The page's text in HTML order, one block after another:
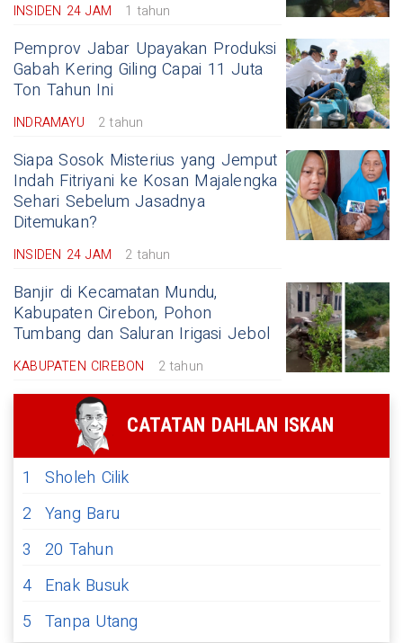
INSIDEN 24 JAM 1 tahun
Pemprov Jabar Upayakan Produksi
Gabah Kering Giling Capai 11 Juta
Ton Tahun Ini
INDRAMAYU 2 tahun
Siapa Sosok Misterius yang Jemput
Indah Fitriyani ke Kosan Majalengka
Sehari Sebelum Jasadnya
Ditemukan?
INSIDEN 24 JAM 2 tahun
Banjir di Kecamatan Mundu,
Kabupaten Cirebon, Pohon
Tumbang dan Saluran Irigasi Jebol
KABUPATEN CIREBON 2 tahun
CATATAN DAHLAN ISKAN
1
Sholeh Cilik
2 Yang Baru
3
20 Tahun
4 Enak Busuk
5 Tanpa Utang